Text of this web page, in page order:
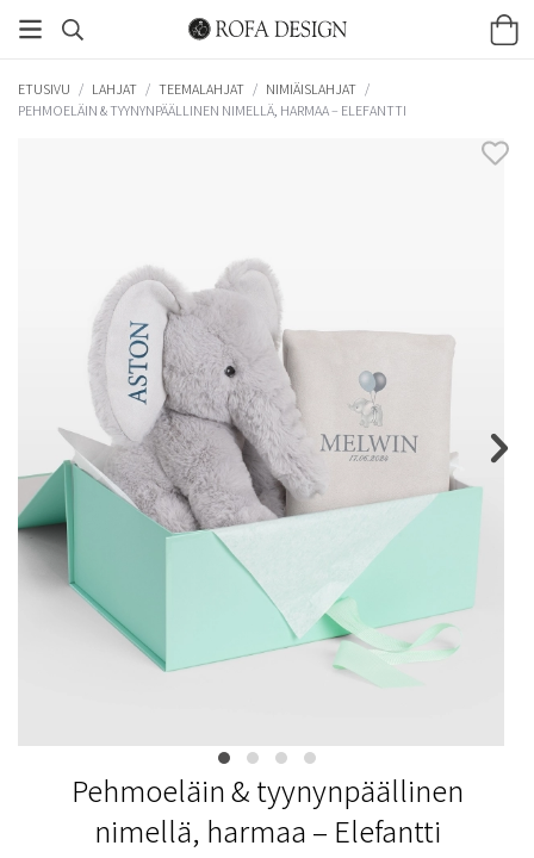
ETUSIVU / LAHJAT / TEEMALAHJAT / NIMIÄISLAHJAT /
PEHMOELÄIN & TYYNYNPÄÄLLINEN NIMELLÄ, HARMAA – ELEFANTTI
Pehmoeläin & tyynynpäällinen
nimellä, harmaa – Elefantti